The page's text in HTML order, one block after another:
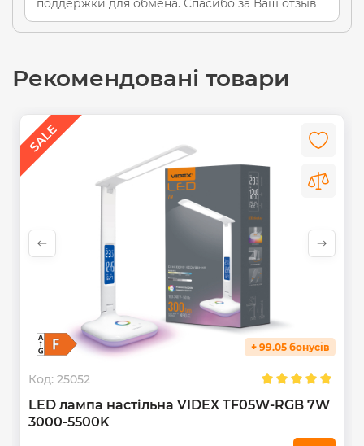
поддержки для обмена. Спасибо за Ваш отзыв
Рекомендовані товари
+ 99.05 бонусів
Код: 25052
LED лампа настiльна VIDEX TF05W-RGB 7W
3000-5500K